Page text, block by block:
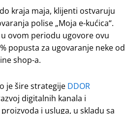
kraja maja, klijenti ostvaruju
polise „Moja e-kućica“.
ovom periodu ugovore ovu
popusta za ugovaranje neke od
shop-a.
je šire strategije DDOR
digitalnih kanala i
i usluga, u skladu sa